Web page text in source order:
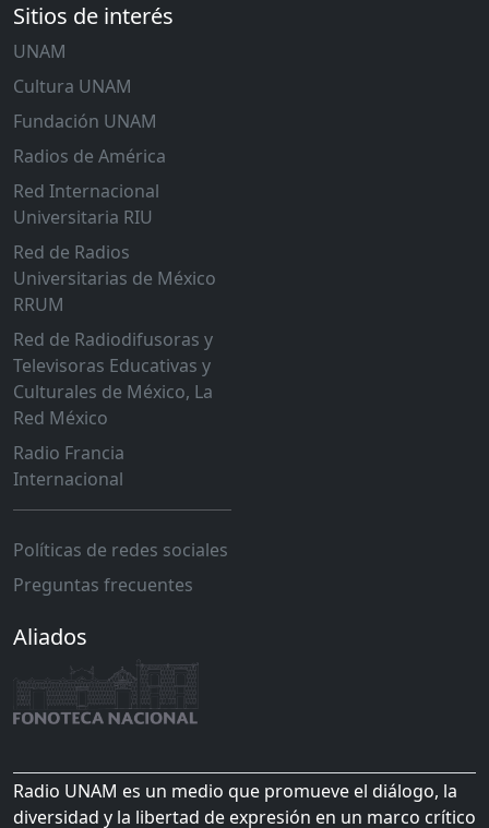
Sitios de interés
UNAM
Cultura UNAM
Fundación UNAM
Radios de América
Red Internacional
Universitaria RIU
Red de Radios
Universitarias de México
RRUM
Red de Radiodifusoras y
Televisoras Educativas y
Culturales de México, La
Red México
Radio Francia
Internacional
Políticas de redes sociales
Preguntas frecuentes
Aliados
Radio UNAM es un medio que promueve el diálogo, la
diversidad y la libertad de expresión en un marco crítico